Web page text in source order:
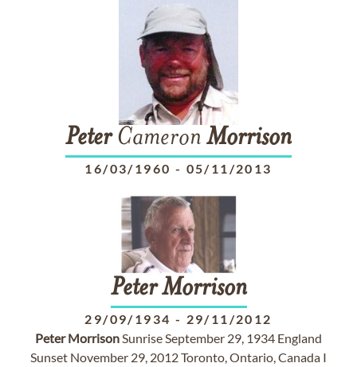
PeterCameron Morrison
16/03/1960 - 05/11/2013
Peter Morrison
29/09/1934 - 29/11/2012
Peter MorrisonSunrise September 29, 1934 England
Sunset November 29, 2012 Toronto, Ontario, Canada I